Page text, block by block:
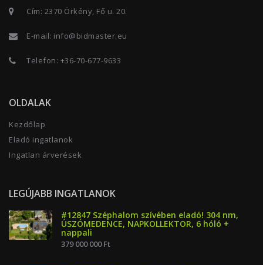
Cím: 2370 Örkény, Fő u. 20.
E-mail: info@bidmaster.eu
Telefon: +36-70-677-9633
OLDALAK
Kezdőlap
Eladó ingatlanok
Ingatlan árverések
LEGÚJABB INGATLANOK
#12847 Széphalom szívében eladó! 304 nm,
ÚSZÓMEDENCE, NAPKOLLEKTOR, 6 hóló +
nappali
379 000 000 Ft